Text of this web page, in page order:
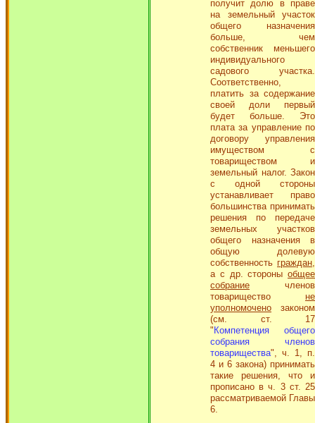
получит долю в праве
на земельный участок
общего назначения
больше, чем
собственник меньшего
индивидуального
садового участка.
Соответственно,
платить за содержание
своей доли первый
будет больше. Это
плата за управление по
договору управления
имуществом с
товариществом и
земельный налог. Закон
с одной стороны
устанавливает право
большинства принимать
решения по передаче
земельных участков
общего назначения в
общую долевую
собственность граждан
а с др. стороны общее
собрание членов
товарищество не
уполномочено законом
(см. ст. 17
"Компетенция общего
собрания членов
товарищества", ч. 1, п.
4 и 6 закона) принимать
такие решения, что и
прописано в ч. 3 ст. 25
рассматриваемой Главы
6.